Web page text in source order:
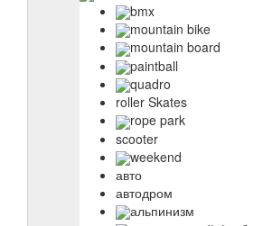
bmx
mountain bike
mountain board
paintball
quadro
roller Skates
rope park
scooter
weekend
авто
автодром
альпинизм